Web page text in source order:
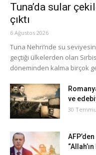
Tuna’da sular
çıktı
6 Ağustos 2026
Tuna Nehri’nde su
geçtiği ülkelerden olan
döneminden kalma birçok
ve
30